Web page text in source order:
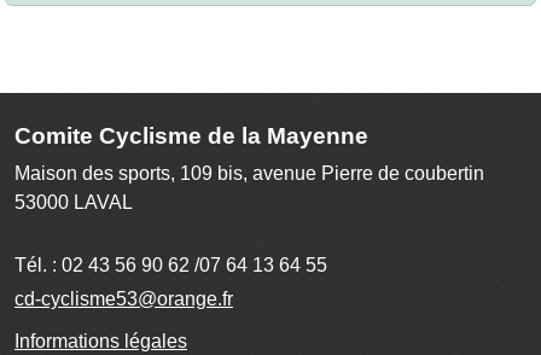
Comite Cyclisme de la Mayenne
Maison des sports, 109 bis, avenue Pierre de coubertin
53000 LAVAL
Tél. : 02 43 56 90 62 /07 64 13 64 55
cd-cyclisme53@orange.fr
Informations légales